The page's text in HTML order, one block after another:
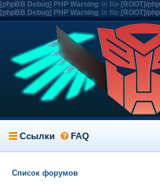
[phpBB Debug] PHP Warning: in file [ROOT]/
[phpBB Debug] PHP Warning: in file [ROOT]/
Ссылки FAQ
Список форумов